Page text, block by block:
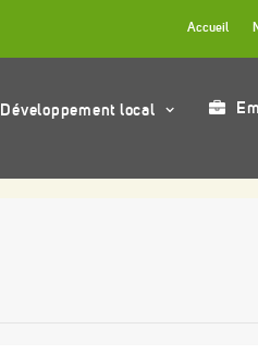
Accueil
Développement local